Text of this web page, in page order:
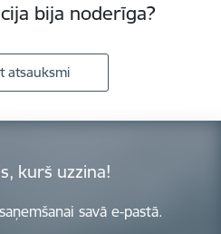
bija noderīga?
atsauksmi
kurš uzzina!
savā e-pastā.